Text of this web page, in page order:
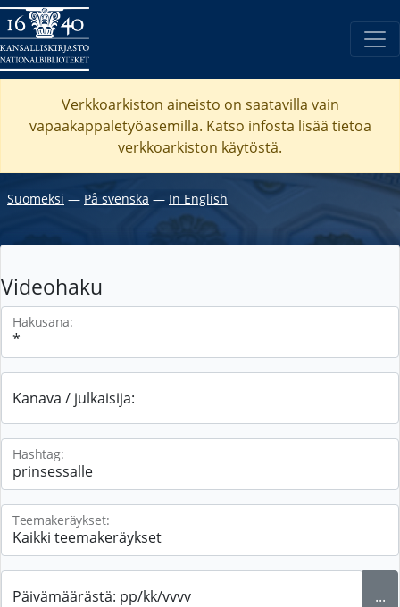
Verkkoarkiston aineisto on saatavilla vain
vapaakappaletyöasemilla. Katso infosta lisää tietoa
verkkoarkiston käytöstä.
Suomeksi ― På svenska ― In English
Videohaku
Hakusana:
Kanava / julkaisija:
Hashtag:
Teemakeräykset:
Päivämäärästä: pp/kk/vvvv ...